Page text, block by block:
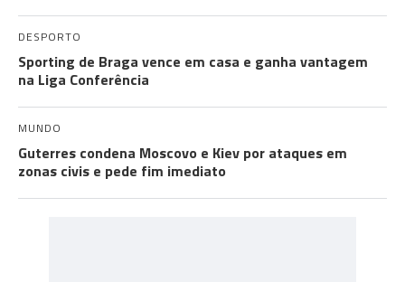
DESPORTO
Sporting de Braga vence em casa e ganha vantagem
na Liga Conferência
MUNDO
Guterres condena Moscovo e Kiev por ataques em
zonas civis e pede fim imediato